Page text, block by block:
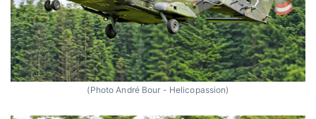
(Photo André Bour - Helicopassion)